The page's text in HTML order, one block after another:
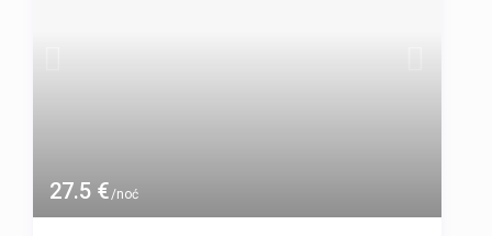
27.5 €/noć